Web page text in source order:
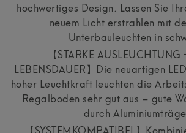
hochwertiges Design. Lassen Sie
neuem Licht erstrahlen mit
Unterbauleuchten in
【STARKE AUSLEUCHTUNG
LEBENSDAUER】Die neuartigen
hoher Leuchtkraft leuchten die
Regalboden sehr gut aus – gute
durch